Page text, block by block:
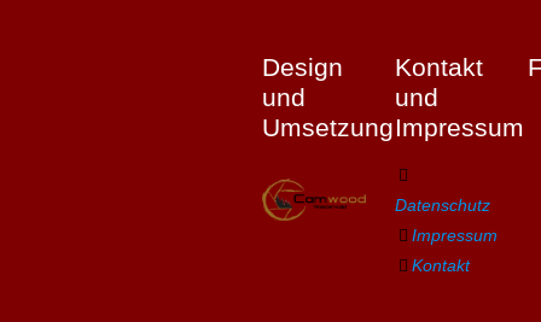
Design
und
Umsetzung
Kontakt
und
Impressum
Datenschutz
Impressum
Kontakt